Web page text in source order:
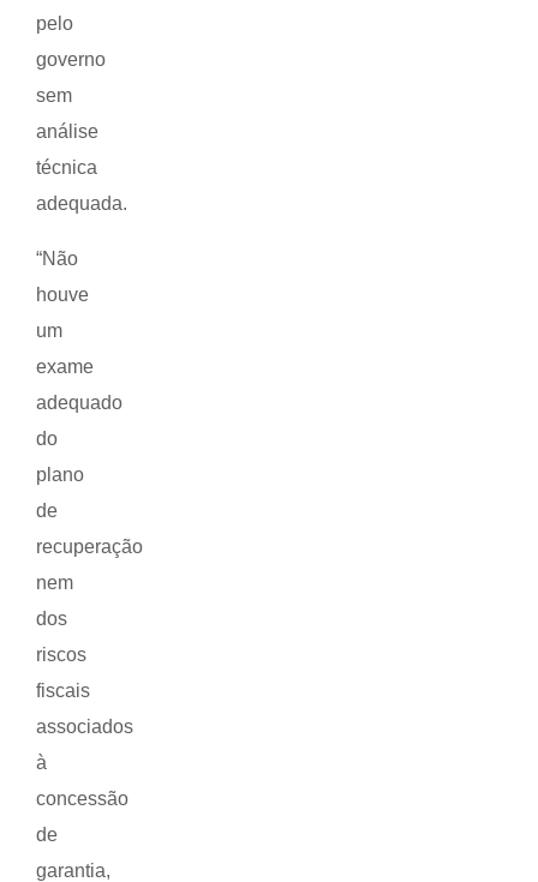
pelo
governo
sem
análise
técnica
adequada.
“Não
houve
um
exame
adequado
do
plano
de
recuperação
nem
dos
riscos
fiscais
associados
à
concessão
de
garantia,